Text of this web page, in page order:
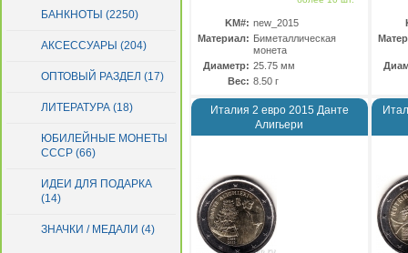
(20)
Латвия(39)
Люксембург(48)
Мальта
Нидерланды(40)
Португалия (87)
Сан-Марино(89)
Словакия
БАНКНОТЫ (2250)
АКСЕССУАРЫ (204)
ОПТОВЫЙ РАЗДЕЛ (17)
ЛИТЕРАТУРА (18)
ЮБИЛЕЙНЫЕ МОНЕТЫ
СССР (66)
ИДЕИ ДЛЯ ПОДАРКА
(14)
ЗНАЧКИ / МЕДАЛИ (4)
KM#: new_2015
Материал: Биметаллическая
монета
Диаметр: 25.75 мм
Вес: 8.50 г
Италия 2 евро 2015 Данте
Алигьери